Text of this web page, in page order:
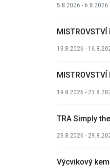
5.8.2026 - 6.8.2026
MISTROVSTVÍ
13.8.2026 -
MISTROVSTVÍ
19.8.2026 -
TRA Simply
23.8.2026 -
Výcvikový